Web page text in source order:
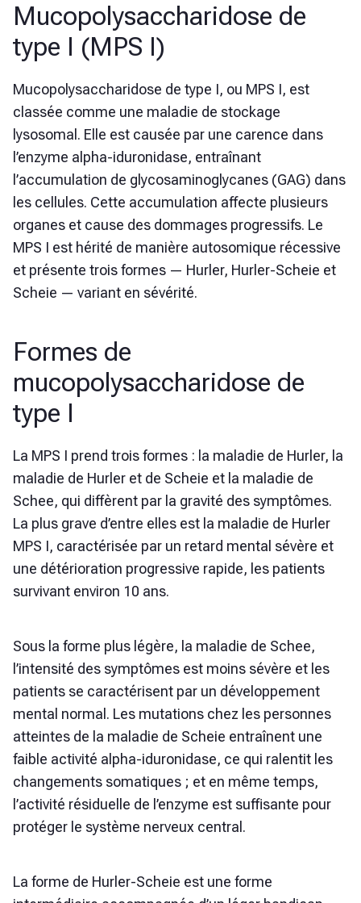
Mucopolysaccharidose de
type I (MPS I)
Mucopolysaccharidose de type I, ou MPS I, est
classée comme une maladie de stockage
lysosomal. Elle est causée par une carence dans
l’enzyme alpha-iduronidase, entraînant
l’accumulation de glycosaminoglycanes (GAG) dans
les cellules. Cette accumulation affecte plusieurs
organes et cause des dommages progressifs. Le
MPS I est hérité de manière autosomique récessive
et présente trois formes — Hurler, Hurler-Scheie et
Scheie — variant en sévérité.
Formes de
mucopolysaccharidose de
type I
La MPS I prend trois formes : la maladie de Hurler, la
maladie de Hurler et de Scheie et la maladie de
Schee, qui diffèrent par la gravité des symptômes.
La plus grave d’entre elles est la maladie de Hurler
MPS I, caractérisée par un retard mental sévère et
une détérioration progressive rapide, les patients
survivant environ 10 ans.
Sous la forme plus légère, la maladie de Schee,
l’intensité des symptômes est moins sévère et les
patients se caractérisent par un développement
mental normal. Les mutations chez les personnes
atteintes de la maladie de Scheie entraînent une
faible activité alpha-iduronidase, ce qui ralentit les
changements somatiques ; et en même temps,
l’activité résiduelle de l’enzyme est suffisante pour
protéger le système nerveux central.
La forme de Hurler-Scheie est une forme